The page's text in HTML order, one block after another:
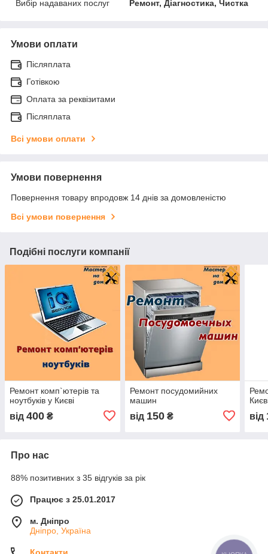
Вибір надаваних послуг
Ремонт, Діагностика, Чистка
Умови оплати
Післяплата
Готівкою
Оплата за реквізитами
Післяплата
Всі умови оплати
Умови повернення
Повернення товару впродовж 14 днів за домовленістю
Всі умови повернення
Подібні послуги компанії
Ремонт комп`ютерів та
ноутбуків у Києві
від 400 ₴
Ремонт посудомийних
машин
від 150₴ від
Про нас
88% позитивних з 35 відгуків за рік
Працює з 25.01.2017
м. Дніпро
Дніпро, Україна